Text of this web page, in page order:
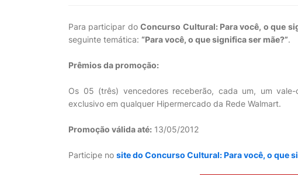
Para participar doConcurso Cultural: Para você, o que
seguinte temática: “Para você, o que significa ser mãe?”.
Prêmios da promoção:
Os 05 (três) vencedores receberão, cada um, um
exclusivo em qualquer Hipermercado da Rede Walmart.
Promoção válida até: 13/05/2012
Participe no site do Concurso Cultural: Para você, o que